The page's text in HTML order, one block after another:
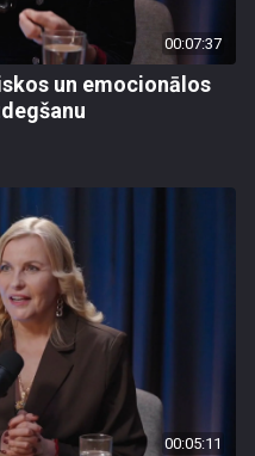
00:07:37
un emocionālos
00:05:11